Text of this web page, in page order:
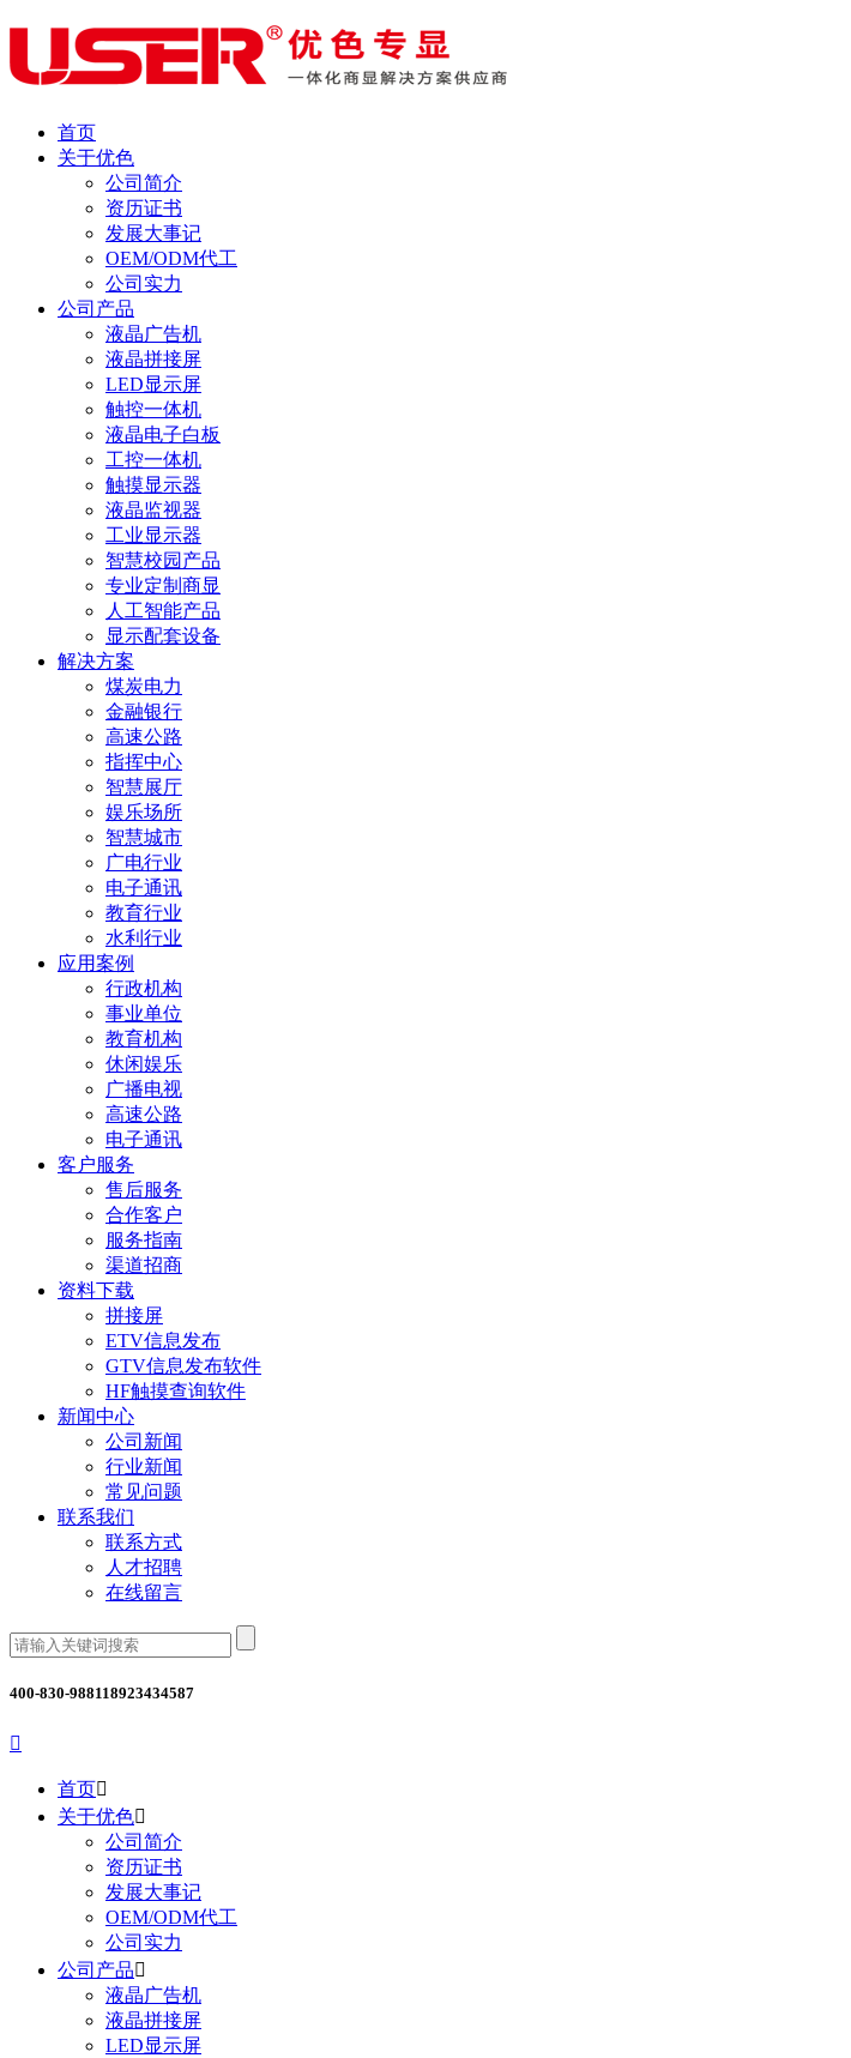
首页
关于优色
公司简介
资历证书
发展大事记
OEM/ODM代工
公司实力
公司产品
液晶广告机
液晶拼接屏
LED显示屏
触控一体机
液晶电子白板
工控一体机
触摸显示器
液晶监视器
工业显示器
智慧校园产品
专业定制商显
人工智能产品
显示配套设备
解决方案
煤炭电力
金融银行
高速公路
指挥中心
智慧展厅
娱乐场所
智慧城市
广电行业
电子通讯
教育行业
水利行业
应用案例
行政机构
事业单位
教育机构
休闲娱乐
广播电视
高速公路
电子通讯
客户服务
售后服务
合作客户
服务指南
渠道招商
资料下载
拼接屏
ETV信息发布
GTV信息发布软件
HF触摸查询软件
新闻中心
公司新闻
行业新闻
常见问题
联系我们
联系方式
人才招聘
在线留言
400-830-988118923434587

首页
关于优色
公司简介
资历证书
发展大事记
OEM/ODM代工
公司实力
公司产品
液晶广告机
液晶拼接屏
LED显示屏